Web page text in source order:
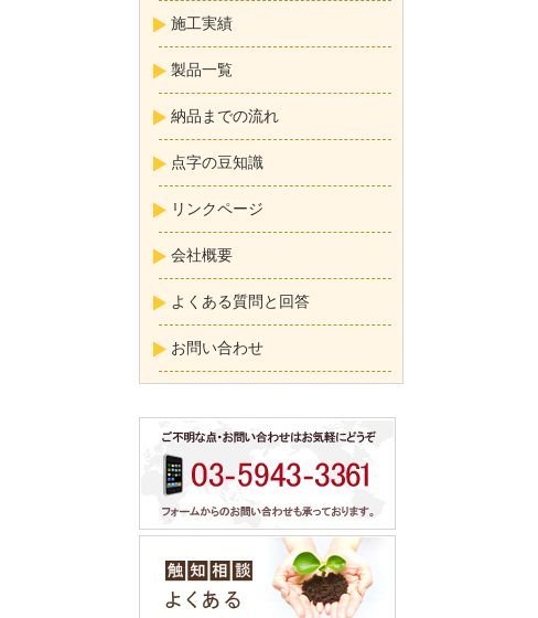
施工実績
製品一覧
納品までの流れ
点字の豆知識
リンクページ
会社概要
よくある質問と回答
お問い合わせ